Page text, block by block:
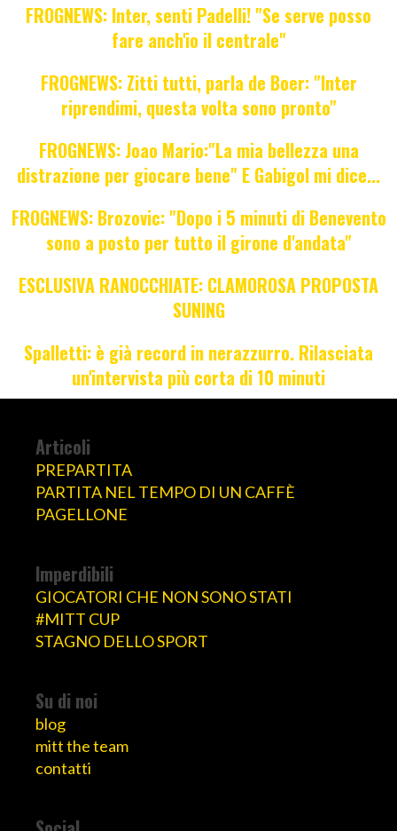
FROGNEWS: Inter, senti Padelli! "Se serve posso
fare anch'io il centrale"
FROGNEWS: Zitti tutti, parla de Boer: "Inter
riprendimi, questa volta sono pronto"
FROGNEWS: Joao Mario:"La mia bellezza una
distrazione per giocare bene" E Gabigol mi dice...
FROGNEWS: Brozovic: "Dopo i 5 minuti di Benevento
sono a posto per tutto il girone d'andata"
ESCLUSIVA RANOCCHIATE: CLAMOROSA PROPOSTA
SUNING
Spalletti: è già record in nerazzurro. Rilasciata
un'intervista più corta di 10 minuti
Articoli
PREPARTITA
PARTITA NEL TEMPO DI UN CAFFÈ
PAGELLONE
Imperdibili
GIOCATORI CHE NON SONO STATI
#MITT CUP
STAGNO DELLO SPORT
Su di noi
blog
mitt the team
contatti